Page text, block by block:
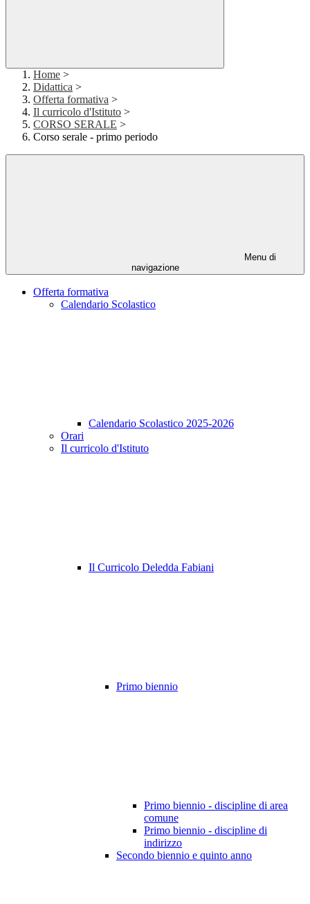
Home >
Didattica >
Offerta formativa >
Il curricolo d'Istituto >
CORSO SERALE >
Corso serale - primo periodo
Menu di
navigazione
Offerta formativa
Calendario Scolastico
Calendario Scolastico 2025-2026
Orari
Il curricolo d'Istituto
Il Curricolo Deledda Fabiani
Primo biennio
Primo biennio - discipline di area
comune
Primo biennio - discipline di
indirizzo
Secondo biennio e quinto anno